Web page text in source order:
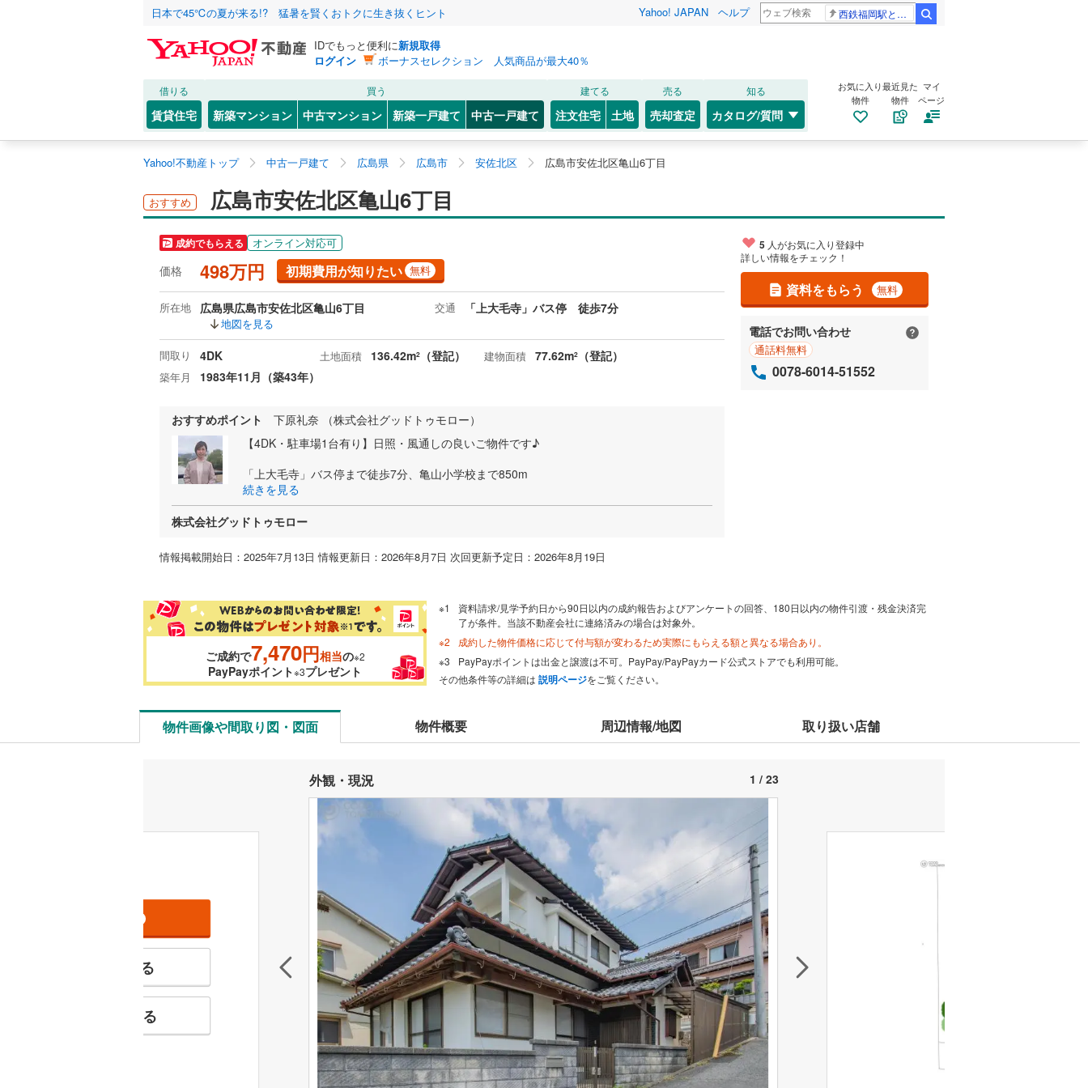
日本で45℃の夏が来る!? 猛暑を賢くおトクに生き抜くヒント Yahoo! JAPAN ヘルプ 西鉄福岡駅と薬院駅の構内で不適切音声
IDでもっと便利に新規取得
ログイン
ボーナスセレクション 人気商品が最大40％
借りる
賃貸住宅
買う
新築マンション 中古マンション 新築一戸建て 中古一戸建て
建てる
注文住宅 土地
売る
売却査定
知る
カタログ/質問
お気に入り
物件
最近見た
物件
マイ
ページ
Yahoo!不動産トップ 中古一戸建て 広島県 広島市 安佐北区 広島市安佐北区亀山6丁目
おすすめ 広島市安佐北区亀山6丁目
成約でもらえる オンライン対応可
価格 498万円 初期費用が知りたい 無料
所在地 広島県広島市安佐北区亀山6丁目
地図を見る
交通 「上大毛寺」バス停 徒歩7分
間取り 4DK 土地面積 136.42m2 （登記） 建物面積 77.62m2 （登記）
築年月 1983年11月（築43年）
おすすめポイント
下原礼奈 （株式会社グッドトゥモロー）
【4DK・駐車場1台有り】日照・風通しの良いご物件です♪
「上大毛寺」バス停まで徒歩7分、亀山小学校まで850m
続きを見る
株式会社グッドトゥモロー
情報掲載開始日：2025年7月13日 情報更新日：2026年8月7日 次回更新予定日：2026年8月19日
5 人がお気に入り登録中
詳しい情報をチェック！
資料をもらう 無料
電話でお問い合わせ
通話料無料
0078-6014-51552
ご成約で7,470円相当の※2
PayPayポイント※3プレゼント
資料請求/見学予約日から90日以内の成約報告およびアンケートの回答、180日以内の物件引渡・残金決済完
了が条件。当該不動産会社に連絡済みの場合は対象外。
成約した物件価格に応じて付与額が変わるため実際にもらえる額と異なる場合あり。
PayPayポイントは出金と譲渡は不可。PayPay/PayPayカード公式ストアでも利用可能。
その他条件等の詳細は 説明ページをご覧ください。
物件画像や間取り図・図面 物件概要 周辺情報/地図 取り扱い店舗
外観・現況 1 / 23
特徴の似た物件を見る
お気に入りに追加する